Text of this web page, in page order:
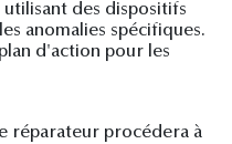
des dispositifs
anomalies spécifiques.
d'action pour les
réparateur procédera à